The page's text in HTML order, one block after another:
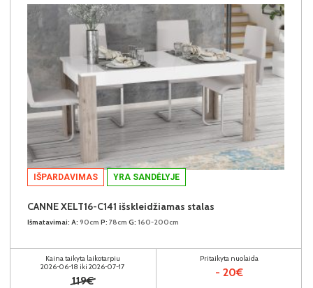
IŠPARDAVIMAS YRA SANDĖLYJE
CANNE XELT16-C141 išskleidžiamas stalas
Išmatavimai: A: 90cm P: 78cm G: 160-200cm
Kaina taikyta laikotarpiu
2026-06-18 iki 2026-07-17
119€
Pritaikyta nuolaida
- 20€